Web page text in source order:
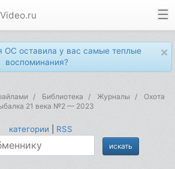
×
ОС оставила у вас самые теплые
воспоминания?
Библиотека Журналы
Охота
21 века №2 — 2023
категории RSS